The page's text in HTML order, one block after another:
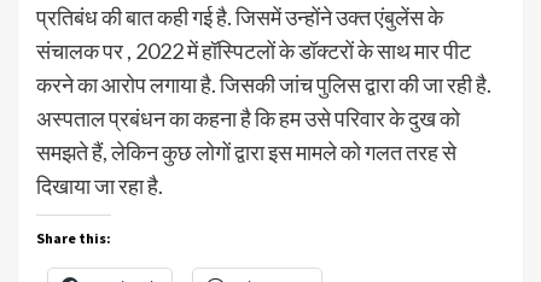
प्रतिबंध की बात कही गई है. जिसमें उन्होंने उक्त एंबुलेंस के
संचालक पर , 2022 में हॉस्पिटलों के डॉक्टरों के साथ मार पीट
करने का आरोप लगाया है. जिसकी जांच पुलिस द्वारा की जा रही है.
अस्पताल प्रबंधन का कहना है कि हम उसे परिवार के दुख को
समझते हैं, लेकिन कुछ लोगों द्वारा इस मामले को गलत तरह से
दिखाया जा रहा है.
Share this: